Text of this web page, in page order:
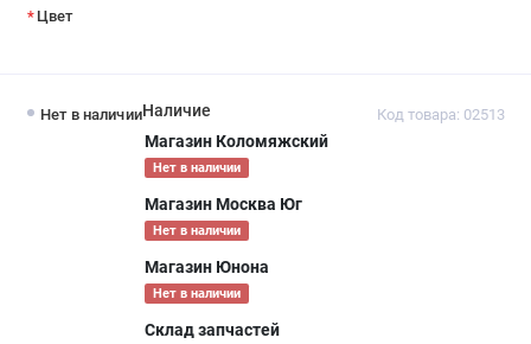
Нет в наличии Код товара: 02513
Наличие
Магазин Коломяжский
Нет в наличии
Магазин Москва Юг
Нет в наличии
Магазин Юнона
Нет в наличии
Склад запчастей
Цвет